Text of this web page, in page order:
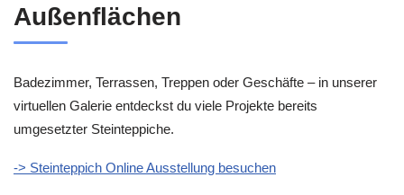
Außenflächen
Badezimmer, Terrassen, Treppen oder Geschäfte – in unserer
virtuellen Galerie entdeckst du viele Projekte bereits
umgesetzter Steinteppiche.
-> Steinteppich Online Ausstellung besuchen